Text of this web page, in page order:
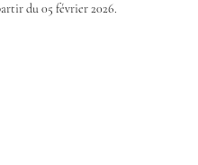
du 05 février 2026.